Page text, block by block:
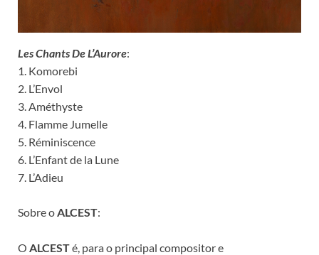
Les Chants De L’Aurore:
1. Komorebi
2. L’Envol
3. Améthyste
4. Flamme Jumelle
5. Réminiscence
6. L’Enfant de la Lune
7. L’Adieu
Sobre oALCEST:
O ALCESTé, para o principal compositor e